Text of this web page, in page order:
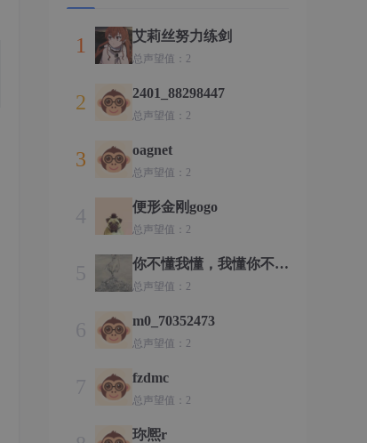
1 艾莉丝努力练剑
总声望值：2
2 2401_88298447
总声望值：2
3 oagnet
总声望值：2
便形金刚gogo
总声望值：2
你不懂我懂，我懂你不
懂。
总声望值：2
m0_70352473
总声望值：2
fzdmc
总声望值：2
珎熈r